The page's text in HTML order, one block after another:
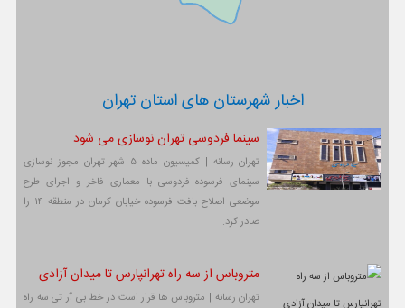
اخبار شهرستان های استان تهران
سینما فردوسی تهران نوسازی می شود
تهران رسانه | کمیسیون ماده ۵ شهر تهران مجوز نوسازی
سینمای فرسوده فردوسی با معماری فاخر و اجرای طرح
موضعی اصلاح بافت فرسوده خیابان کرمان در منطقه ۱۴ را
صادر کرد.
متروباس از سه راه تهرانپارس تا میدان آزادی
تهران رسانه | متروباس ها قرار است در خط بی آر تی سه راه